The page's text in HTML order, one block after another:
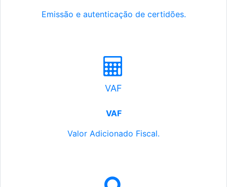
Emissão e autenticação de certidões.
VAF
VAF
Valor Adicionado Fiscal.